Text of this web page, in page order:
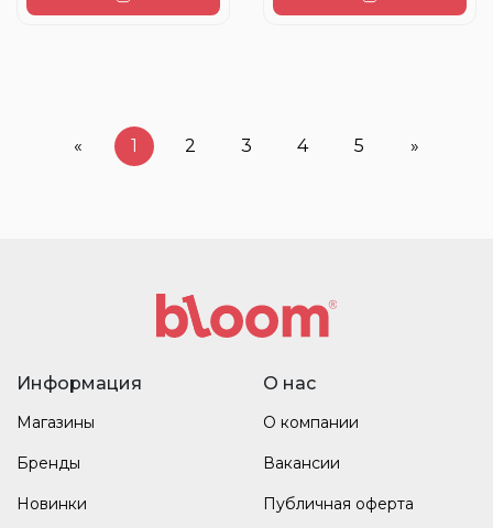
« 1 2 3 4 5 »
Информация
Магазины
Бренды
Новинки
О нас
О компании
Вакансии
Публичная оферта